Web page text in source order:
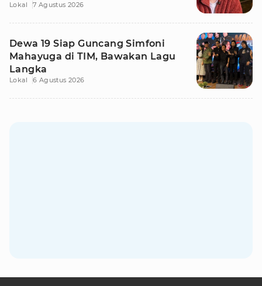
Lokal 7 Agustus 2026
Dewa 19 Siap Guncang Simfoni
Mahayuga di TIM, Bawakan Lagu
Langka
Lokal 6 Agustus 2026